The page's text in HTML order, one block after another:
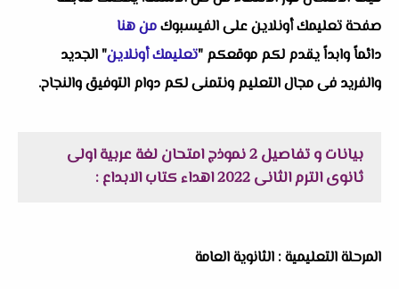
صفحة تعليمك أونلاين على الفيسبوكمن هنا
دائماً وابداً يقدم لكم موقعكم "تعليمك أونلاين" الجديد
والفريد فى مجال التعليم ونتمنى لكم دوام التوفيق والنجاح.
بيانات و تفاصيل 2 نموذج امتحان لغة عربية اولى
ثانوى الترم الثانى 2022 اهداء كتاب الابداع :
المرحلة التعليمية : الثانوية العامة